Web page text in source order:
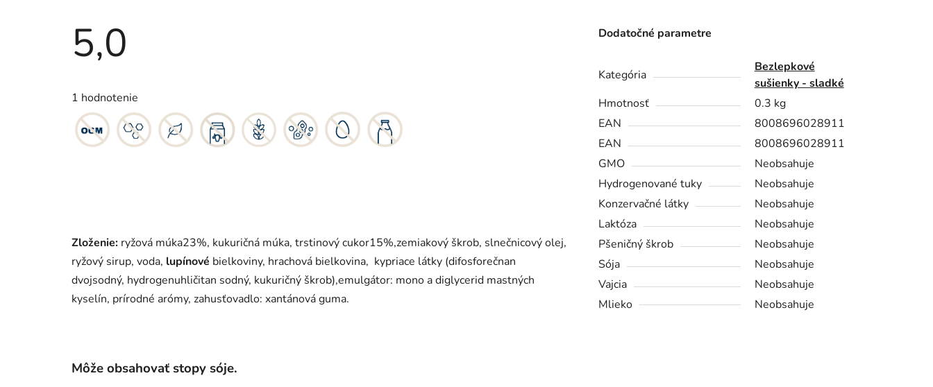
5,0
produktu
5,0
z
1 hodnotenie
Zloženie: ryžová múka23%, kukuričná múka, trstinový cukor15%,zemiakový škrob, slnečnicový olej,
ryžový sirup, voda, lupínové bielkoviny, hrachová bielkovina, kypriace látky (difosforečnan
dvojsodný, hydrogenuhličitan sodný, kukuričný škrob),emulgátor: mono a diglycerid mastných
kyselín, prírodné arómy, zahusťovadlo: xantánová guma.
Môže obsahovať stopy sóje.
Dodatočné parametre
Kategória
Bezlepkové
sušienky - sladké
Hmotnosť
0.3 kg
EAN
8008696028911
EAN
8008696028911
GMO
Neobsahuje
Hydrogenované tuky
Neobsahuje
Konzervačné látky
Neobsahuje
Laktóza
Neobsahuje
Pšeničný škrob
Neobsahuje
Sója
Neobsahuje
Vajcia
Neobsahuje
Mlieko
Neobsahuje